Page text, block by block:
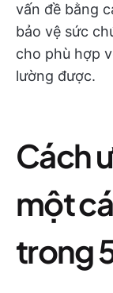
vấn đề bằng
bảo vệ sức
cho phù hợp
lường được.
Cách
một
trong